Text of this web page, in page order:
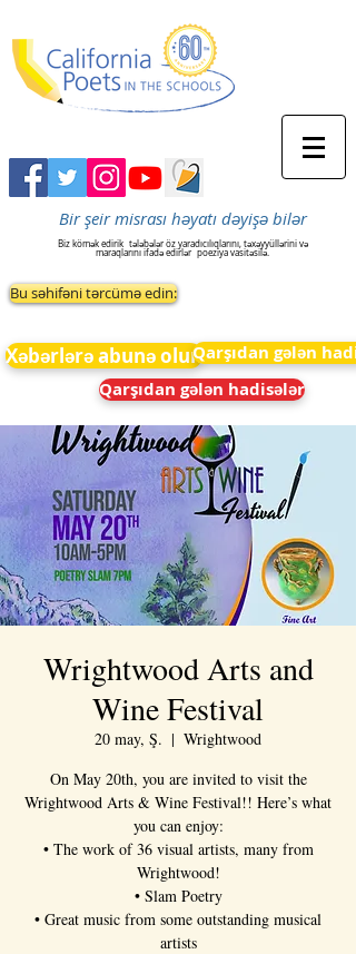
Bir şeir misrası həyatı dəyişə bilər
Biz kömək edirik tələbələr öz yaradıcılıqlarını, təxəyyüllərini və
maraqlarını ifadə edirlər poeziya vasitəsilə.
Bu səhifəni tərcümə edin:
Xəbərlərə abunə olunQarşıdan gələn
Qarşıdan gələn hadisələr
Wrightwood Arts and
Wine Festival
20 may, Ş.
  |
Wrightwood
On May 20th, you are invited to visit the
Wrightwood Arts & Wine Festival!! Here’s what
you can enjoy:
• The work of 36 visual artists, many from
Wrightwood!
• Slam Poetry
• Great music from some outstanding musical
artists